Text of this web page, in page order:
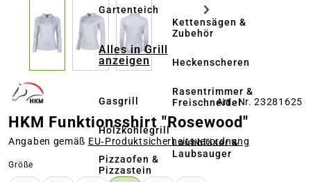
Gartenteich
Alles in Grill
anzeigen
Gasgrill
Holzkohlegrill
Pizzaofen &
Pizzastein
Kettensägen &
Zubehör
Heckenscheren
Rasentrimmer &
Freischneider
Laubbläser &
Laubsauger
Art.-Nr. 23281625
HKM Funktionsshirt "Rosewood"
Angaben gemäß EU‑Produktsicherheitsverordnung
Größe